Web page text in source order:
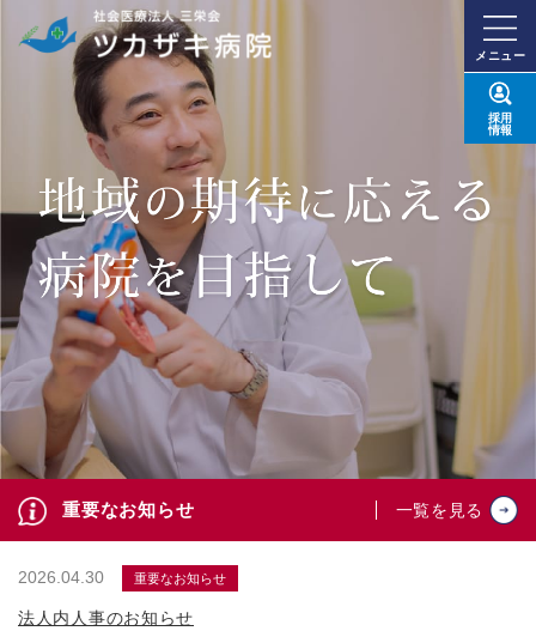
メニュー
採用
情報
重要なお知らせ 一覧を見る
2026.04.30 重要なお知らせ
法人内人事のお知らせ